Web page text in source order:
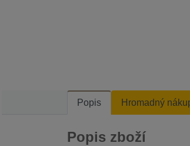
Popis Hromadný
Popis zboží